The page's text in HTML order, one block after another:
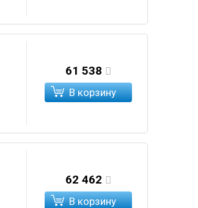
61 538
В корзину
62 462
В корзину